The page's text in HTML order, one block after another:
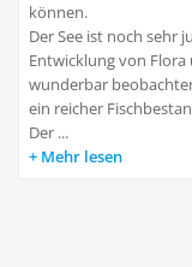
können.
Der See ist noch sehr
Entwicklung von Flora
wunderbar
ein reicher
Der ...
Mehr lesen